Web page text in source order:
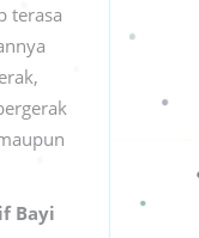
terasa
Bayi